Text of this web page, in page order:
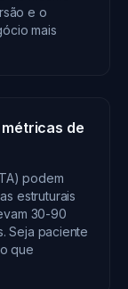
e o
mais
de
podem
estruturais
30-90
Seja paciente
que